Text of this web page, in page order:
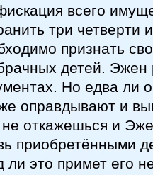
всего
три четверти
признать
детей. Эжен
Но едва ли
оправдывают и
откажешься и
приобретёнными
ли это примет его